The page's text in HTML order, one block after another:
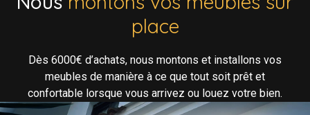
place
Dès 6000€ d’achats, nous montons et installons vos
meubles de manière à ce que tout soit prêt et
confortable lorsque vous arrivez ou louez votre bien.